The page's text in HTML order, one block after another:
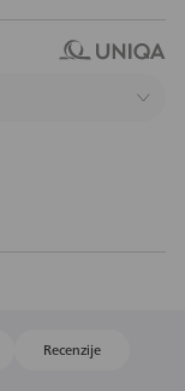
Recenzije